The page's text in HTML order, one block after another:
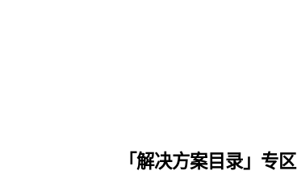
「解决方案目录」专区